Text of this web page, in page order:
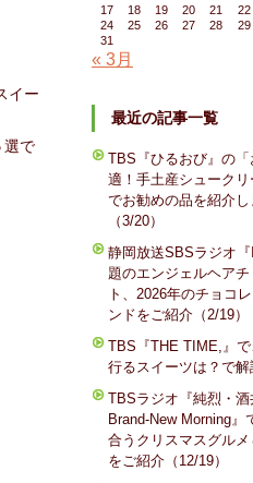
イー
選で
17
18 19 20 21 22
24
25 26 27 28 29
31
« 3月
最近の記事一覧
TBS『ひるおび』の
適！手土産シューク
でお勧めの品を紹介し
（3/20）
静岡放送SBSラジオ
題のエンジェルヘアチ
ト、2026年のチョコ
ンドをご紹介（2/19）
TBS『THE TIME,』
行るスイーツは？で解
TBSラジオ『純烈・酒
Brand-New Morning』
合うクリスマスグルメ
をご紹介（12/19）